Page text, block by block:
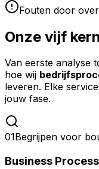
Fouten door
Onze vijf
Van eerste analyse
hoe wij
leveren. Elke
jouw fase.
01Begrijpen voor
Business